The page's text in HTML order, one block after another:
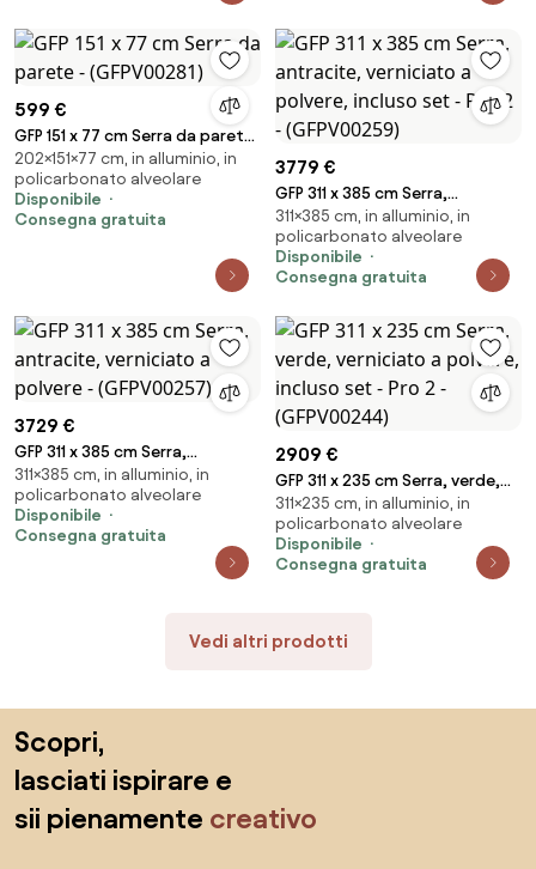
599 €
GFP 151 x 77 cm Serra da parete
- (GFPV00281)
202×151×77 cm, in alluminio, in
policarbonato alveolare
Disponibile
Consegna gratuita
3779 €
GFP 311 x 385 cm Serra,
antracite, verniciato a polvere,
incluso set - Pro 2 -
(GFPV00259)
311×385 cm, in alluminio, in
policarbonato alveolare
Disponibile
Consegna gratuita
3729 €
GFP 311 x 385 cm Serra,
antracite, verniciato a polvere
- (GFPV00257)
311×385 cm, in alluminio, in
policarbonato alveolare
Disponibile
Consegna gratuita
2909 €
GFP 311 x 235 cm Serra, verde,
verniciato a polvere, incluso
set - Pro 2 - (GFPV00244)
311×235 cm, in alluminio, in
policarbonato alveolare
Disponibile
Consegna gratuita
Vedi altri prodotti
Scopri,
lasciati ispirare e
sii pienamente creativo